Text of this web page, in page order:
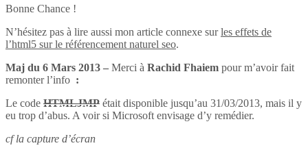
Bonne Chance !
N’hésitez pas à lire aussi mon article connexe surles effets de
l’html5 sur le référencement naturel seo.
Maj du 6 Mars 2013 – Merci à Rachid Fhaiem pour m’avoir fait
remonter l’info :
Le code HTMLJMP était disponible jusqu’au 31/03/2013, mais il y
eu trop d’abus. A voir si Microsoft envisage d’y remédier.
cf la capture d’écran